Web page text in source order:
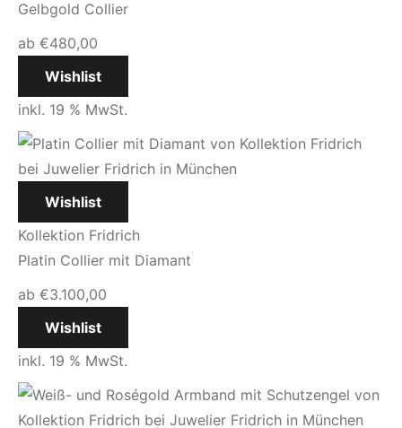
Gelbgold Collier
ab €480,00
Wishlist
inkl. 19 % MwSt.
Wishlist
Kollektion Fridrich
Platin Collier mit Diamant
ab €3.100,00
Wishlist
inkl. 19 % MwSt.